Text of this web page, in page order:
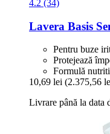
4.2 (34)
Lavera Basis
Pentru buze
Protejează
Formulă
10,69 lei (2.375,56
Livrare până la data